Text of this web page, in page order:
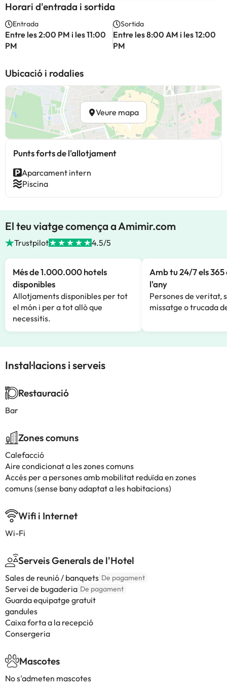
Horari d'entrada i sortida
Entrada
Entre les 2:00 PM i les 11:00
PM
Sortida
Entre les 8:00 AM i les 12:00
PM
Ubicació i rodalies
Veure mapa
Punts forts de l'allotjament
Aparcament intern
Piscina
El teu viatge comença a Amimir.com
Trustpilot 4.5/5
Més de 1.000.000 hotels
disponibles
Allotjaments disponibles per tot
el món i per a tot allò que
necessitis.
Amb tu 24/7 els 365
l'any
Persones de veritat,
missatge o trucada
Instal·lacions i serveis
Restauració
Bar
Zones comuns
Calefacció
Aire condicionat a les zones comuns
Accés per a persones amb mobilitat reduïda en zones
comuns (sense bany adaptat a les habitacions)
Wifi i Internet
Wi-Fi
Serveis Generals de l'Hotel
Sales de reunió / banquets De pagament
Servei de bugaderia De pagament
Guarda equipatge gratuit
gandules
Caixa forta a la recepció
Consergeria
Mascotes
No s'admeten mascotes